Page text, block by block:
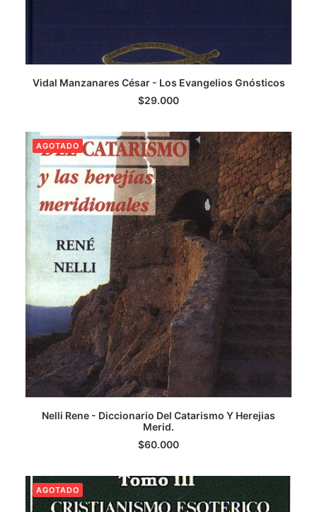
LEER MÁS
Vidal Manzanares César - Los Evangelios Gnósticos
$29.000
AGOTADO
LEER MÁS
Nelli Rene - Diccionario Del Catarismo Y Herejias
Merid.
$60.000
AGOTADO